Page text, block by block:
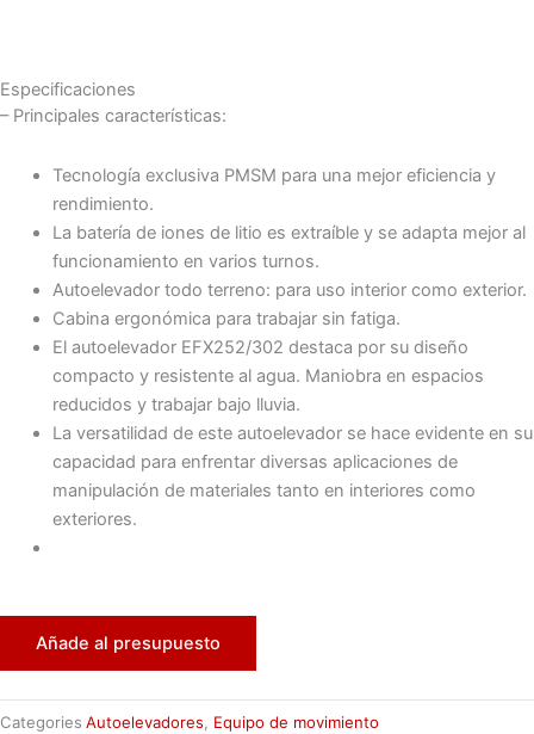
Especificaciones
– Principales características:
Tecnología exclusiva PMSM para una mejor eficiencia y
rendimiento.
La batería de iones de litio es extraíble y se adapta mejor al
funcionamiento en varios turnos.
Autoelevador todo terreno: para uso interior como exterior.
Cabina ergonómica para trabajar sin fatiga.
El autoelevador EFX252/302 destaca por su diseño
compacto y resistente al agua. Maniobra en espacios
reducidos y trabajar bajo lluvia.
La versatilidad de este autoelevador se hace evidente en su
capacidad para enfrentar diversas aplicaciones de
manipulación de materiales tanto en interiores como
exteriores.
Añade al presupuesto
Categories Autoelevadores Equipo de movimiento